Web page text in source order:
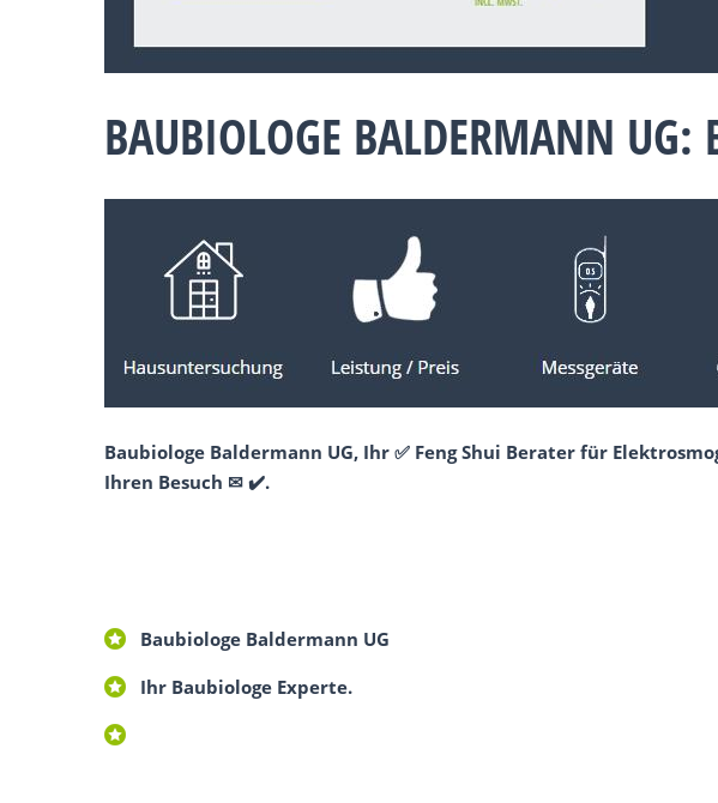
BAUBIOLOGE BALDERMANN UG:
Baubiologe Baldermann UG, Ihr ✅ Feng Shui Berater für
Ihren Besuch ✉ ✔️.
Baubiologe Baldermann UG
Ihr Baubiologe Experte.